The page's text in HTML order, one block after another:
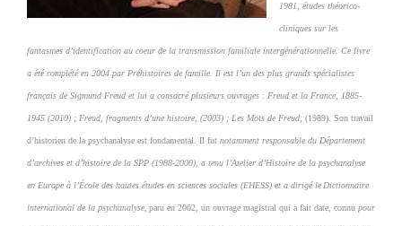
1981, études théorico-
cliniques sur les
fantasmes d’identification au coeur de la transmission familiale intergénérationnelle. Ce livre
a été complété en 2004 par Préhistoires de famille. Il est l’un des plus grands spécialistes
français de Sigmund Freud et lui a consacré plusieurs ouvrages : Freud et la France, 1885-
1945 (2010) ; Freud, fragments d’une histoire, (2003) ; Les Mots de Freud, (1989). Son travail
d’historien de la psychanalyse est fondamental. Il fut notamment responsable du Département
d’archives et d’histoire de la SPP (1988-2000), a tenu l’Atelier d’Histoire de la psychanalyse
en Europe à l’École des hautes études en sciences sociales (EHESS) et a dirigé leDictionnaire
international de la psychanalyse, paru en 2002, un ouvrage magistral qui a fait date, connu pour